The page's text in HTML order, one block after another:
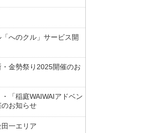
へのクル」サービス開
金勢祭り2025開催のお
・「稲庭WAIWAIアドベン
お知らせ
一エリア